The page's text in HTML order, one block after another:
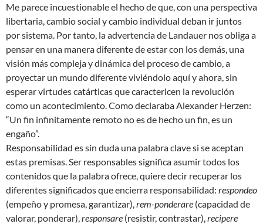
Me parece incuestionable el hecho de que, con una perspectiva
libertaria, cambio social y cambio individual deban ir juntos
por sistema. Por tanto, la advertencia de Landauer nos obliga a
pensar en una manera diferente de estar con los demás, una
visión más compleja y dinámica del proceso de cambio, a
proyectar un mundo diferente viviéndolo aquí y ahora, sin
esperar virtudes catárticas que caractericen la revolución
como un acontecimiento. Como declaraba Alexander Herzen:
“Un fin infinitamente remoto no es de hecho un fin, es un
engaño”.
Responsabilidad es sin duda una palabra clave si se aceptan
estas premisas. Ser responsables significa asumir todos los
contenidos que la palabra ofrece, quiere decir recuperar los
diferentes significados que encierra responsabilidad: respondeo
(empeño y promesa, garantizar),rem-ponderare (capacidad de
valorar, ponderar),responsare (resistir, contrastar),recipere